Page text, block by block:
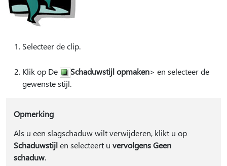
Selecteer de clip.
Klik op De Schaduwstijl opmaken> en selecteer de
gewenste stijl.
Opmerking
Als u een slagschaduw wilt verwijderen, klikt u op
Schaduwstijlen selecteert u vervolgens Geen
schaduw.